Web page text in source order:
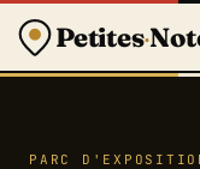
Petites·
PARC